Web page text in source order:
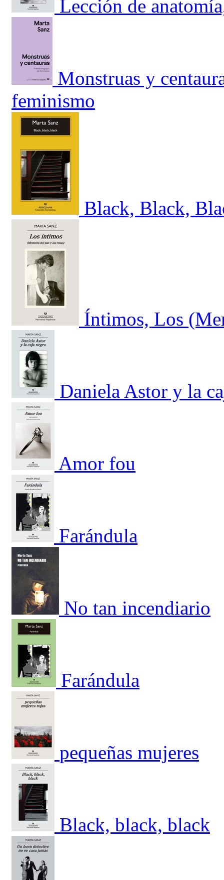
Lección de
Monstruas y
feminismo
Black, Black,
Íntimos, Los
Daniela Astor y la
Amor fou
Farándula
No tan incendiario
Farándula
pequeñas mujeres
Black, black, black